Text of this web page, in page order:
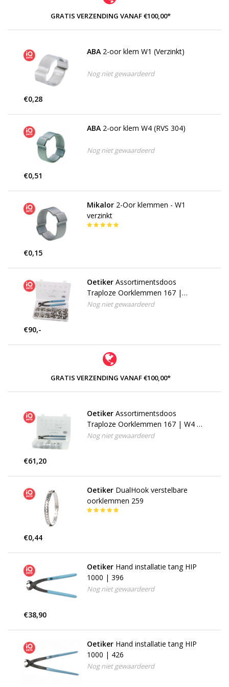
GRATIS VERZENDING VANAF €100,00*
ABA 2-oor klem W1 (Verzinkt)
Nog niet gewaardeerd
€0,28
ABA 2-oor klem W4 (RVS 304)
Nog niet gewaardeerd
€0,51
Mikalor 2-Oor klemmen - W1
verzinkt
€0,15
Oetiker Assortimentsdoos
Traploze Oorklemmen 167 |
Drankindustrie | W4 | 301-delig
Nog niet gewaardeerd
€90,-
GRATIS VERZENDING VANAF €100,00*
Oetiker Assortimentsdoos
Traploze Oorklemmen 167 | W4 |
81-delig
Nog niet gewaardeerd
€61,20
Oetiker DualHook verstelbare
oorklemmen 259
€0,44
Oetiker Hand installatie tang HIP
1000 | 396
Nog niet gewaardeerd
€38,90
Oetiker Hand installatie tang HIP
1000 | 426
Nog niet gewaardeerd